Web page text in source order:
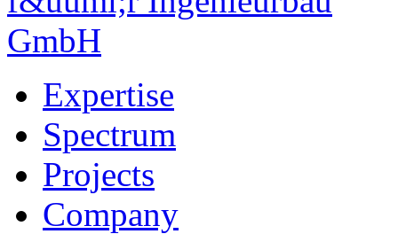
Expertise
Spectrum
Projects
Company